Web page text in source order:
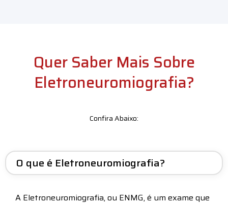
Quer Saber Mais Sobre
Eletroneuromiografia?
Confira Abaixo:
O que é Eletroneuromiografia?
A Eletroneuromiografia, ou ENMG, é um exame que